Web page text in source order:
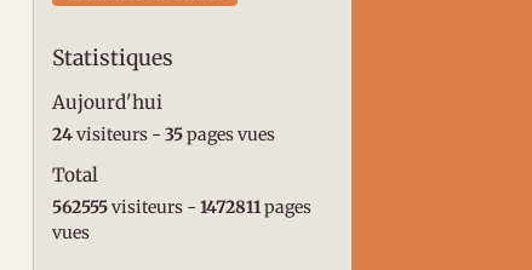
Statistiques
Aujourd'hui
24visiteurs -35pages vues
Total
562555visiteurs -1472811pages
vues